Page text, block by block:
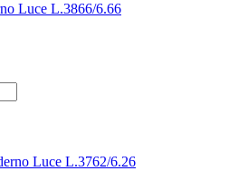
Luce L.3866/6.66